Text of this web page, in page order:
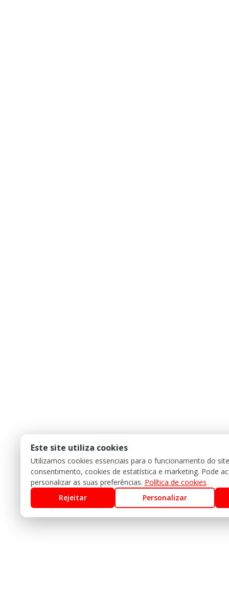
Este site utiliza cookies
Utilizamos cookies essenciais para o funcionamento do
consentimento, cookies de estatística e marketing. Pode
personalizar as suas preferências. Política de cookies
Rejeitar
Personalizar